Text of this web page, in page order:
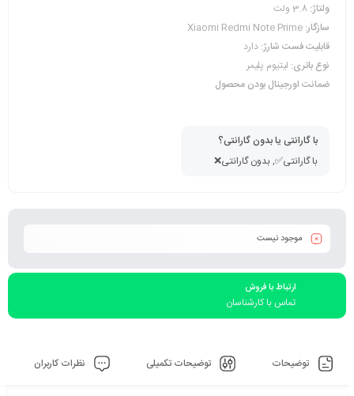
ولتاژ: 3.8 ولت
سازگار:
قابلیت فست شارژ: دارد
نوع باتری: لیتیوم پلیمر
ضمانت اورجینال بودن محصول
با گارانتی یا بدون گارانتی؟
با گارانتی✅, بدون گارانتی❌
موجود نیست
ارتباط با فروش
تماس با کارشناسان
توضیحات توضیحات تکمیلی نظرات کاربران